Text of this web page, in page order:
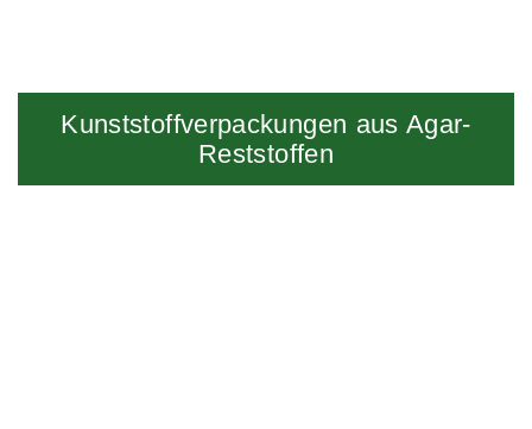
Kunststoffverpackungen aus Agar-
Reststoffen